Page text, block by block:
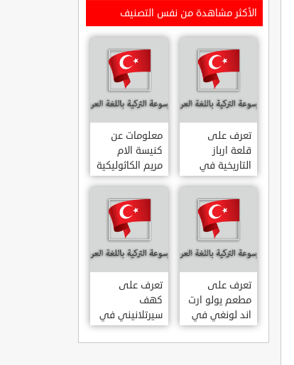
الأكثر مشاهدة من نفس التصنيف
تعرف على
قلعة ارباز
التاريخية في
ولاية ايدن.. من
القلاع الدولة
العثمانية
ARPAZ
KALESI AYDIN
معلومات عن
كنيسة الام
مريم الكاثوليكية
في هاتي .. من
معالم المدينة
التاريخية
والدينية
MERYEM ANA
KATOLIK
KILISESI
HATAY
تعرف على
مطعم يولو ارت
اند لونغي في
ازمير .. مطعم
بجدران متحف
تعرف على
كهف
سيرتلانيني في
ولاية ايدن .. من
اعاجيب الطبيعة